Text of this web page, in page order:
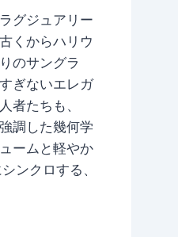
グジュアリー
くからハリウ
のサングラ
ぎないエレガ
者たちも、
調した幾何学
ームと軽やか
ンクロする、